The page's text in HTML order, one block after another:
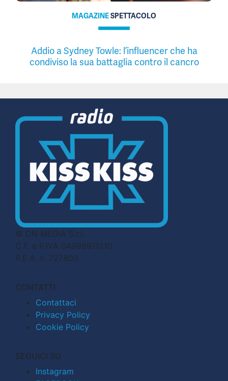
MAGAZINESPETTACOLO
Addio a Sydney Towle: l’influencer che ha
condiviso la sua battaglia contro il cancro
© CN MEDIA S.r.l.
C.F. e P.IVA 04998911210
R.E.A. n. 727803
CONTATTI
Contattaci
Privacy Policy
Cookie Policy
SEGUICI SU
Instagram